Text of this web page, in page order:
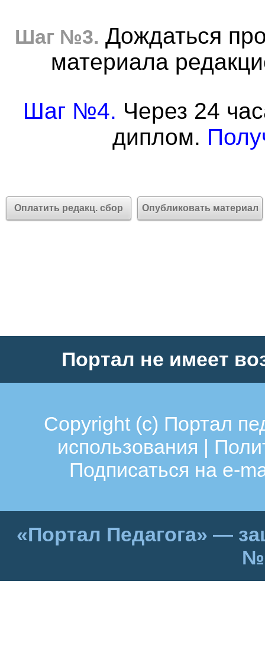
Шаг №3. Дождаться
материала
Шаг №4. Через 24
диплом.
Оплатить редакц. сбор Опубликовать материал
Портал не имеет
Copyright (c) Портал
использования |
Подписаться на e-
«Портал Педагога» —